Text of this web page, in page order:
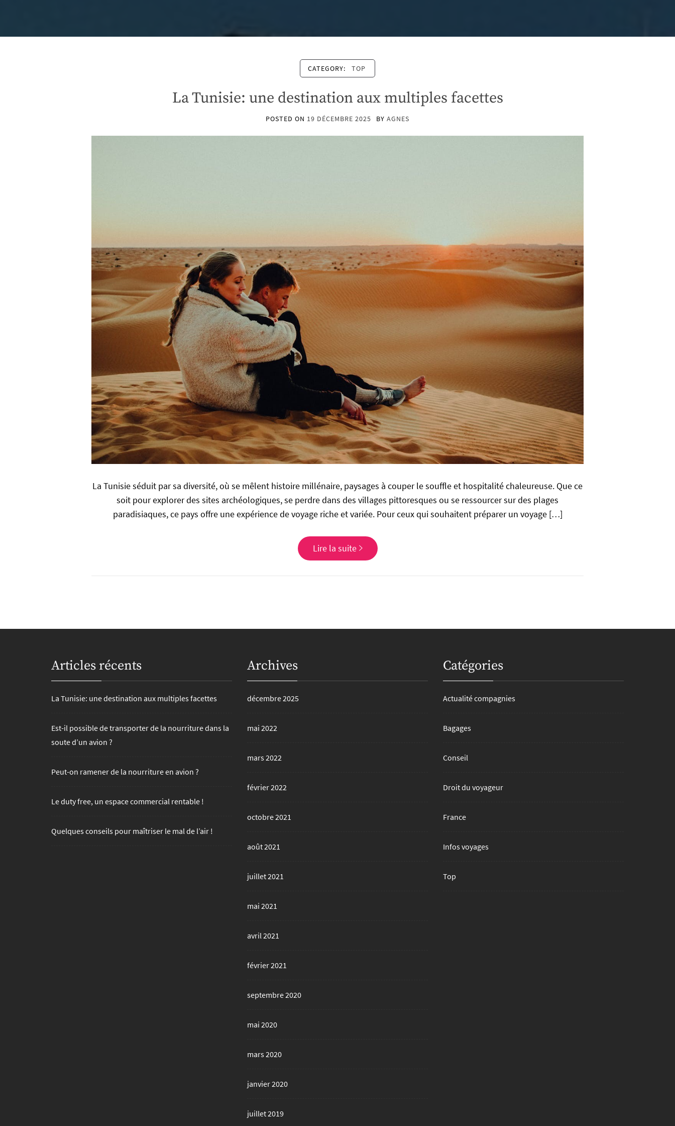
CATEGORY: TOP
La Tunisie: une destination aux multiples facettes
POSTED ON 19 DÉCEMBRE 2025 BY AGNES
La Tunisie séduit par sa diversité, où se mêlent histoire millénaire, paysages à couper le souffle et hospitalité chaleureuse. Que ce
soit pour explorer des sites archéologiques, se perdre dans des villages pittoresques ou se ressourcer sur des plages
paradisiaques, ce pays offre une expérience de voyage riche et variée. Pour ceux qui souhaitent préparer un voyage […]
Lire la suite
Articles récents
La Tunisie: une destination aux multiples facettes
Est-il possible de transporter de la nourriture dans la
soute d’un avion ?
Peut-on ramener de la nourriture en avion ?
Le duty free, un espace commercial rentable !
Quelques conseils pour maîtriser le mal de l’air !
Archives
décembre 2025
mai 2022
mars 2022
février 2022
octobre 2021
août 2021
juillet 2021
mai 2021
avril 2021
février 2021
septembre 2020
mai 2020
mars 2020
janvier 2020
juillet 2019
Catégories
Actualité compagnies
Bagages
Conseil
Droit du voyageur
France
Infos voyages
Top